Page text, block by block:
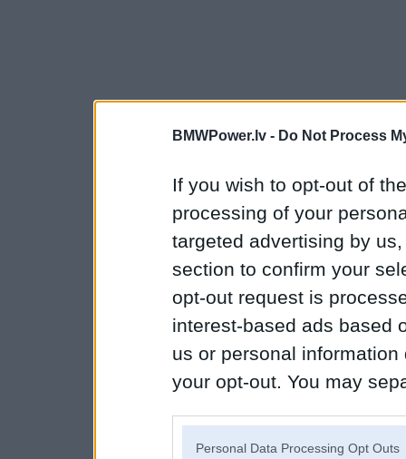
BMWPower.lv - Do Not Process
If you wish to opt-out of
processing of your
targeted advertising by
section to confirm your
opt-out request is
interest-based ads based
us or personal
your opt-out. You may
Personal Data Processing Opt Outs